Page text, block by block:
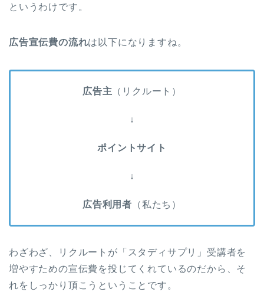
というわけです。
広告宣伝費の流れは以下になりますね。
広告主 （リクルート）
↓
ポイントサイト
↓
広告利用者 （私たち）
わざわざ、リクルートが「スタディサプリ」受講者を
増やすための宣伝費を投じてくれているのだから、そ
れをしっかり頂こうということです。